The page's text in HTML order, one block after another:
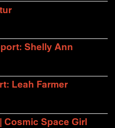
Shelly Ann
Leah Farmer
Cosmic Space Girl